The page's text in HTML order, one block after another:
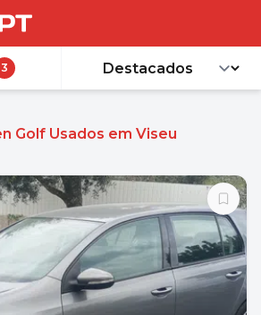
3
Golf Usados em Viseu